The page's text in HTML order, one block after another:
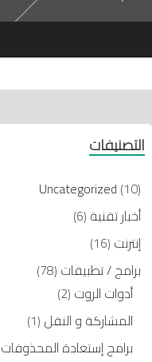
التصنيفات
Uncategorized (10)
أخبار تقنية (6)
إنترنت (16)
برامج / تطبيقات (78)
أدوات الروت (2)
المشاركة و النقل (1)
برامج إستعادة المحذوفات